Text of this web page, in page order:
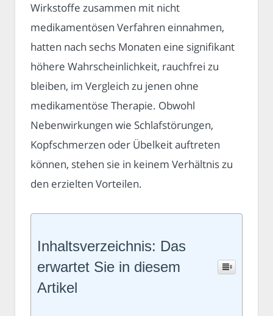
Wirkstoffe zusammen mit nicht
medikamentösen Verfahren einnahmen,
hatten nach sechs Monaten eine signifikant
höhere Wahrscheinlichkeit, rauchfrei zu
bleiben, im Vergleich zu jenen ohne
medikamentöse Therapie. Obwohl
Nebenwirkungen wie Schlafstörungen,
Kopfschmerzen oder Übelkeit auftreten
können, stehen sie in keinem Verhältnis zu
den erzielten Vorteilen.
Inhaltsverzeichnis: Das
erwartet Sie in diesem
Artikel